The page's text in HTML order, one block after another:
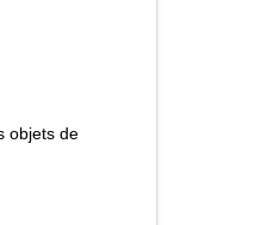
objets de